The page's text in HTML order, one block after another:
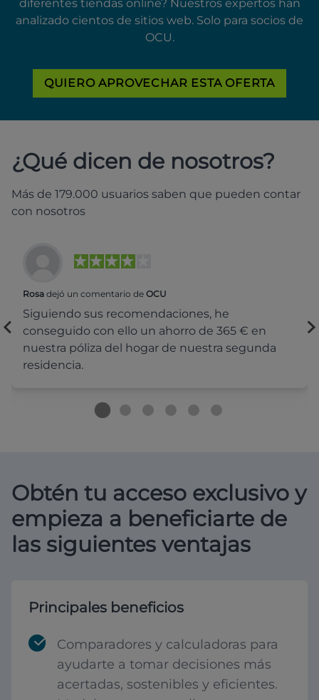
diferentes tiendas online? Nuestros expertos han
analizado cientos de sitios web. Solo para socios de
OCU.
QUIERO APROVECHAR ESTA OFERTA
¿Qué dicen de nosotros?
Más de 179.000 usuarios saben que pueden contar
con nosotros
Rosa dejó un comentario de OCU
Siguiendo sus recomendaciones, he
conseguido con ello un ahorro de 365 € en
nuestra póliza del hogar de nuestra segunda
residencia.
Obtén tu acceso exclusivo y
empieza a beneficiarte de
las siguientes ventajas
Principales beneficios
Comparadores y calculadoras para
ayudarte a tomar decisiones más
acertadas, sostenibles y eficientes.